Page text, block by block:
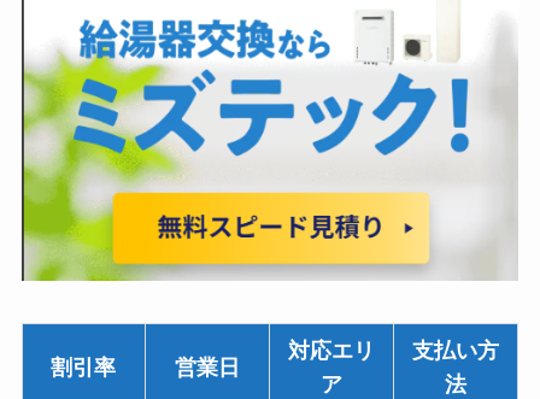
割引率 営業日
対応エリ
ア
支払い方
法